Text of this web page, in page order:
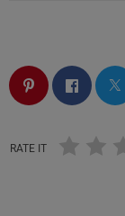
RATE IT